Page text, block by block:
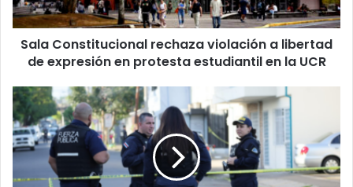
expresión
en
protesta
estudiantil
la
UCR
Sala Constitucional rechaza violación a libertad
de expresión en protesta estudiantil en la UCR
¡Disparos
tras
riña
sacuden
San
José!